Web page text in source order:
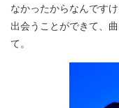
なかったからなんです
出会うことができて、
て。